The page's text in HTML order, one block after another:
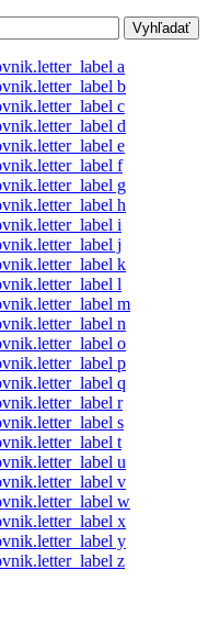
a
b
c
d
e
f
g
h
i
j
k
l
m
n
o
p
q
r
s
t
u
v
w
x
y
z